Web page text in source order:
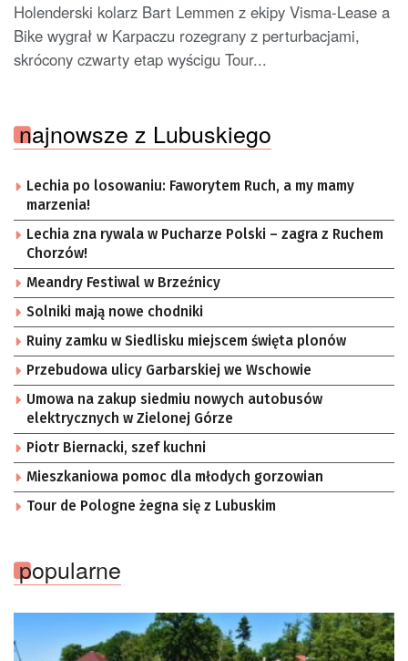
Holenderski kolarz Bart Lemmen z ekipy Visma-Lease a
Bike wygrał w Karpaczu rozegrany z perturbacjami,
skrócony czwarty etap wyścigu Tour...
najnowsze z Lubuskiego
Lechia po losowaniu: Faworytem Ruch, a my mamy
marzenia!
Lechia zna rywala w Pucharze Polski – zagra z Ruchem
Chorzów!
Meandry Festiwal w Brzeźnicy
Solniki mają nowe chodniki
Ruiny zamku w Siedlisku miejscem święta plonów
Przebudowa ulicy Garbarskiej we Wschowie
Umowa na zakup siedmiu nowych autobusów
elektrycznych w Zielonej Górze
Piotr Biernacki, szef kuchni
Mieszkaniowa pomoc dla młodych gorzowian
Tour de Pologne żegna się z Lubuskim
popularne